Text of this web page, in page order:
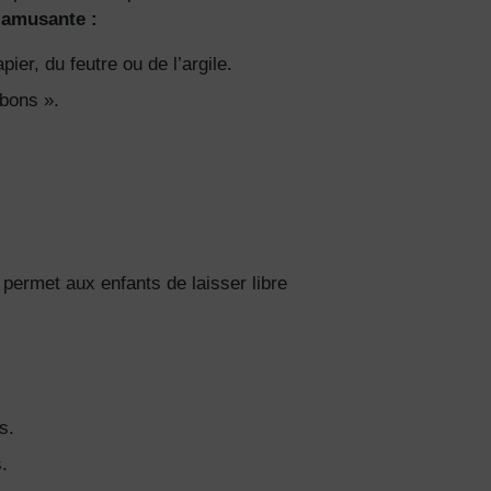
:
du feutre ou de l’argile.
».
aux enfants de laisser libre
de
de